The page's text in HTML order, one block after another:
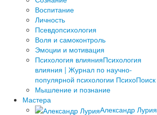
Воспитание
Личность
Псевдопсихология
Воля и самоконтроль
Эмоции и мотивация
Психология влиянияПсихология
влияния | Журнал по научно-
популярной психологии ПсихоПоиск
Мышление и познание
Мастера
Александр Лурия